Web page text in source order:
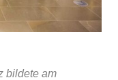
bildete am